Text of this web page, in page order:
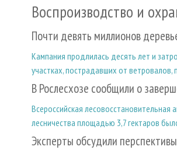
Воспроизводство и
Почти девять миллионов
Кампания продлилась десять лет и
участках, пострадавших от ветровалов,
В Рослесхозе сообщили о
Всероссийская лесовосстановительная
лесничества площадью 3,7 гектаров
Эксперты обсудили